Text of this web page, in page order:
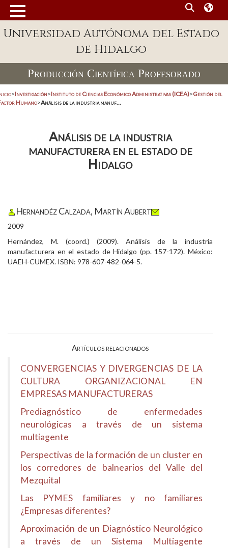
Universidad Autónoma del Estado
de Hidalgo
Producción Científica Profesorado
>Investigación>Instituto de Ciencias Económico Administrativas (ICEA)>Gestión del
Humano>Análisis de la industria manuf...
Análisis de la industria
manufacturera en el estado de
Hidalgo
Hernandéz Calzada, Martín Aubert
2009
Hernández, M. (coord.) (2009). Análisis de la industria
manufacturera en el estado de Hidalgo (pp. 157-172). México:
UAEH-CUMEX. ISBN: 978-607-482-064-5.
Artículos relacionados
CONVERGENCIAS Y DIVERGENCIAS DE LA
CULTURA ORGANIZACIONAL EN
EMPRESAS MANUFACTURERAS
Prediagnóstico de enfermedades
neurológicas a través de un sistema
multiagente
Perspectivas de la formación de un cluster en
los corredores de balnearios del Valle del
Mezquital
Las PYMES familiares y no familiares
¿Empresas diferentes?
Aproximación de un Diagnóstico Neurológico
a través de un Sistema Multiagente